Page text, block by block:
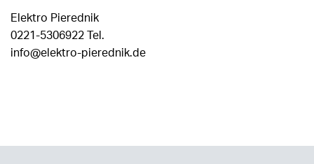
Elektro Pierednik
0221-5306922 Tel.
info@elektro-pierednik.de